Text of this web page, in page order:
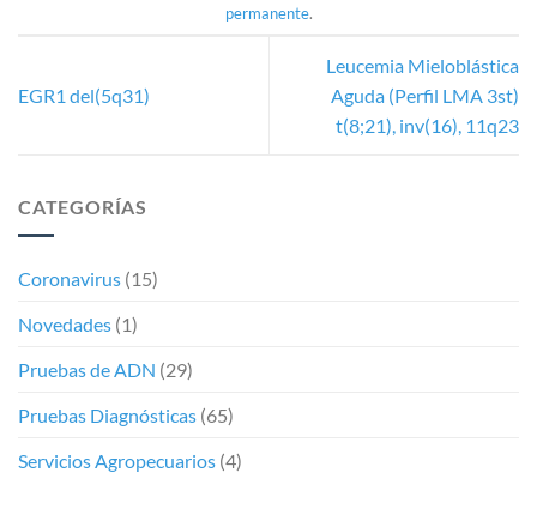
permanente.
EGR1 del(5q31)
Leucemia Mieloblástica
Aguda (Perfil LMA 3st)
t(8;21), inv(16), 11q23
CATEGORÍAS
Coronavirus (15)
Novedades (1)
Pruebas de ADN (29)
Pruebas Diagnósticas (65)
Servicios Agropecuarios (4)